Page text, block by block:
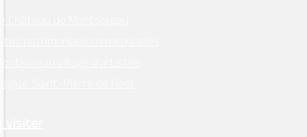
Château de Montsoreau
patrimoniaux remarquables
village d’artistes
Saint-Pierre de Rest
visiter